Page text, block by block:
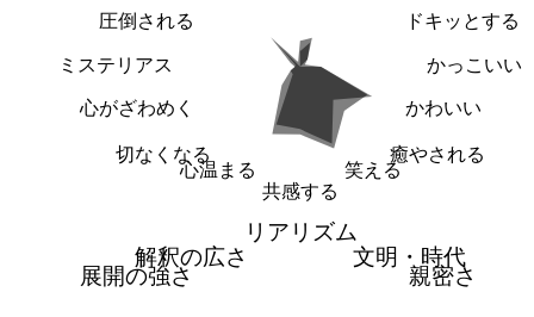
ドキッとする
かっこいい
かわいい
癒やされる
笑える
共感する
心温まる
切なくなる
心がざわめく
ミステリアス
圧倒される
リアリズム
文明・時代
親密さ
展開の強さ
解釈の広さ